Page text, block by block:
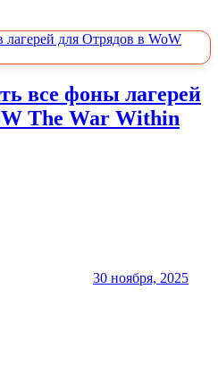
все фоны лагерей
The War Within
30 ноября, 2025